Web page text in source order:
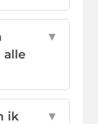
alle
▼
ik
▼